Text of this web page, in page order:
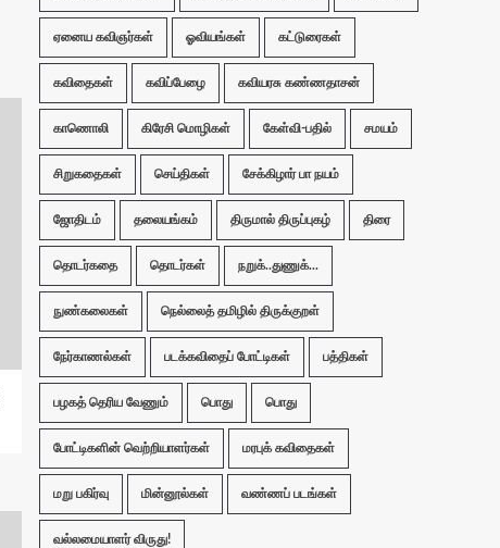
ஏனைய கவிஞர்கள் ஓவியங்கள் கட்டுரைகள்
கவிதைகள் கவிப்பேழை கவியரசு கண்ணதாசன்
காணொலி கிரேசி மொழிகள் கேள்வி-பதில் சமயம்
சிறுகதைகள் செய்திகள் சேக்கிழார் பா நயம்
ஜோதிடம் தலையங்கம் திருமால் திருப்புகழ் திரை
தொடர்கதை தொடர்கள் நறுக்..துணுக்...
நுண்கலைகள் நெல்லைத் தமிழில் திருக்குறள்
நேர்காணல்கள் படக்கவிதைப் போட்டிகள் பத்திகள்
பழகத் தெரிய வேணும் பொது பொது
போட்டிகளின் வெற்றியாளர்கள் மரபுக் கவிதைகள்
மறு பகிர்வு மின்னூல்கள் வண்ணப் படங்கள்
வல்லமையாளர் விருது!